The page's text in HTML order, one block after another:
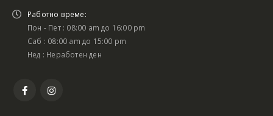
Батериски сет Ротирачки Чекан и Бормашина 20V
Работно време:
Пон - Пет : 08:00 am до 16:00 pm
Саб : 08:00 am до 15:00 pm
Нед : Неработен ден